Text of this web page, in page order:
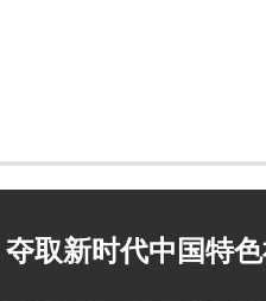
取新时代中国特